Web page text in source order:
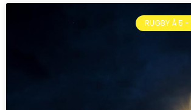
RUGBY À 5 -